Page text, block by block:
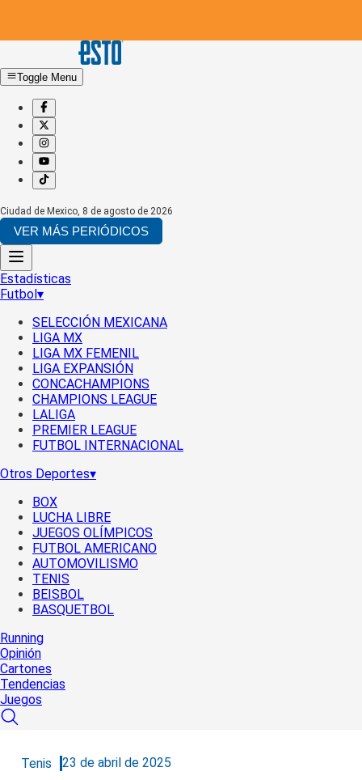
Toggle Menu
Ciudad de Mexico, 8 de agosto de 2026
VER MÁS PERIÓDICOS
Estadísticas
Futbol▾
SELECCIÓN MEXICANA
LIGA MX
LIGA MX FEMENIL
LIGA EXPANSIÓN
CONCACHAMPIONS
CHAMPIONS LEAGUE
LALIGA
PREMIER LEAGUE
FUTBOL INTERNACIONAL
Otros Deportes▾
BOX
LUCHA LIBRE
JUEGOS OLÍMPICOS
FUTBOL AMERICANO
AUTOMOVILISMO
TENIS
BEISBOL
BASQUETBOL
Running
Opinión
Cartones
Tendencias
Juegos
Tenis 23 de abril de 2025